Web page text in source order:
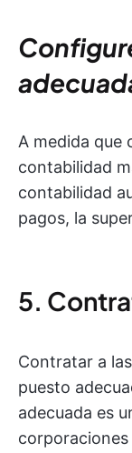
A medida que
contabilidad
contabilidad
pagos, la
5.
Contratar a
puesto
adecuada es